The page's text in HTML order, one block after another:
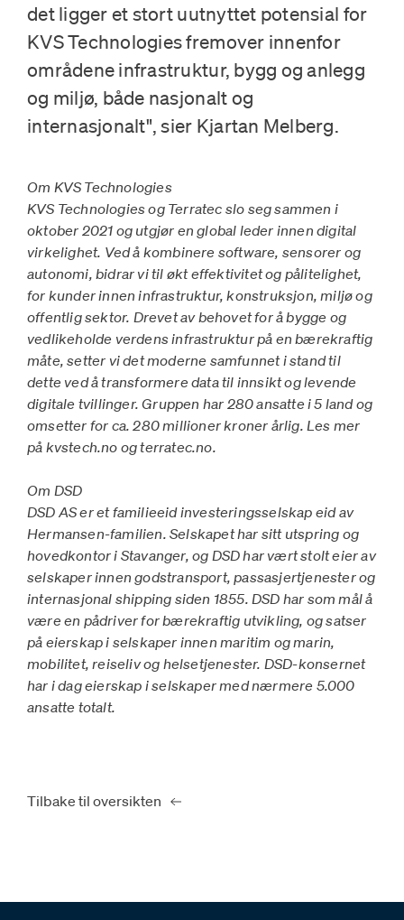
det ligger et stort uutnyttet potensial for
KVS Technologies fremover innenfor
områdene infrastruktur, bygg og anlegg
og miljø, både nasjonalt og
internasjonalt", sier Kjartan Melberg.
Om KVS Technologies
KVS Technologies og Terratec slo seg sammen i
oktober 2021 og utgjør en global leder innen digital
virkelighet. Ved å kombinere software, sensorer og
autonomi, bidrar vi til økt effektivitet og pålitelighet,
for kunder innen infrastruktur, konstruksjon, miljø og
offentlig sektor. Drevet av behovet for å bygge og
vedlikeholde verdens infrastruktur på en bærekraftig
måte, setter vi det moderne samfunnet i stand til
dette ved å transformere data til innsikt og levende
digitale tvillinger. Gruppen har 280 ansatte i 5 land og
omsetter for ca. 280 millioner kroner årlig. Les mer
på kvstech.no og terratec.no.
Om DSD
DSD AS er et familieeid investeringsselskap eid av
Hermansen-familien. Selskapet har sitt utspring og
hovedkontor i Stavanger, og DSD har vært stolt eier av
selskaper innen godstransport, passasjertjenester og
internasjonal shipping siden 1855. DSD har som mål å
være en pådriver for bærekraftig utvikling, og satser
på eierskap i selskaper innen maritim og marin,
mobilitet, reiseliv og helsetjenester. DSD-konsernet
har i dag eierskap i selskaper med nærmere 5.000
ansatte totalt.
Tilbake til oversikten